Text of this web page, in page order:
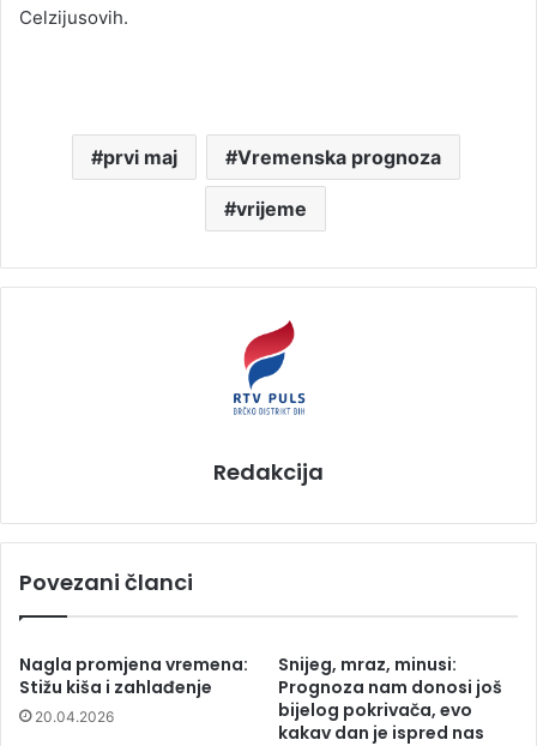
Celzijusovih.
prvi maj Vremenska prognoza
vrijeme
Redakcija
Povezani članci
Nagla promjena vremena:
Stižu kiša i zahlađenje
20.04.2026
Snijeg, mraz, minusi:
Prognoza nam donosi još
bijelog pokrivača, evo
kakav dan je ispred nas